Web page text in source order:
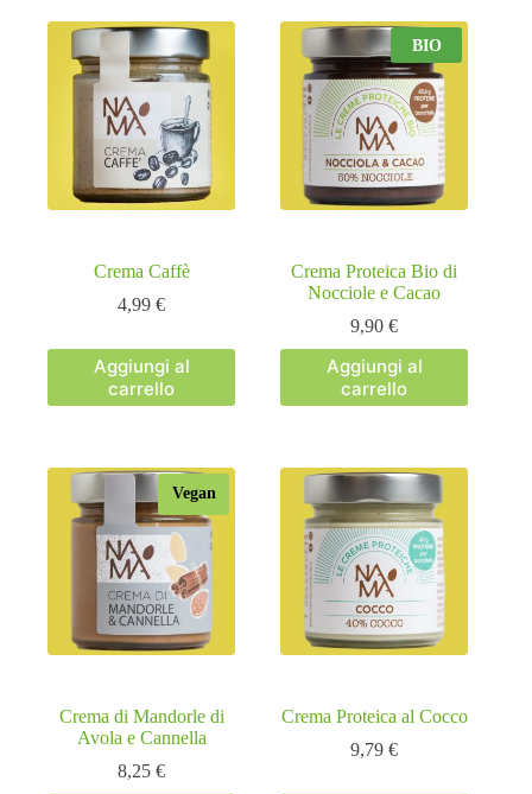
Crema Caffè
4,99€
Aggiungi al
carrello
BIO
Crema Proteica Bio di
Nocciole e Cacao
9,90€
Aggiungi al
carrello
Vegan
Crema di Mandorle di
Avola e Cannella
8,25€
Crema Proteica al Cocco
9,79€